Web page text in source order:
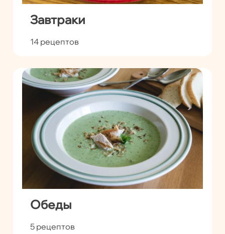
Завтраки
14 рецептов
Обеды
5 рецептов